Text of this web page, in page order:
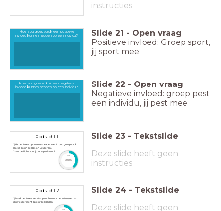
instructies
Hoe zou groepsdruk een positieve
invloed kunnen hebben op een individu?
Slide 21 - Open vraag
Positieve invloed: Groep sport,
jij sport mee
Hoe zou groepsdruk een negatieve
invloed kunnen hebben op een individu?
Slide 22 - Open vraag
Negatieve invloed: groep pest
een individu, jij pest mee
Opdracht 1
1) Ga per twee op zoek naar experiment rond groepsdruk
(dat je ook in de klas kan uitvoeren).
2) Vul de fiche voor jouw experiment in.
30:00
Slide 23 - Tekstslide
Deze slide heeft geen
instructies
Opdracht 2
1) Maak per twee een stappenplan voor het uitvoeren van
jouw experiment op je groepsleden.
Slide 24 - Tekstslide
Deze slide heeft geen